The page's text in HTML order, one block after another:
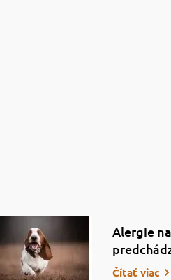
Alergie
Čítať viac